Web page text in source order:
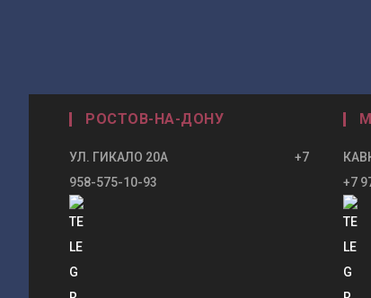
РОСТОВ-НА-ДОНУ
УЛ. ГИКАЛО 20А +7
958-575-10-93
+7